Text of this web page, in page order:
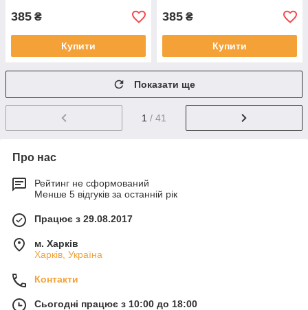
385 ₴
Купити
385 ₴
Купити
Показати ще
1 / 41
Про нас
Рейтинг не сформований
Менше 5 відгуків за останній рік
Працює з 29.08.2017
м. Харків
Харків, Україна
Контакти
Сьогодні працює з 10:00 до 18:00